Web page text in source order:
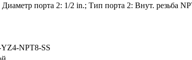
порта 2: 1/2 in.; Тип порта 2: Внут. резьба
NPT8-SS